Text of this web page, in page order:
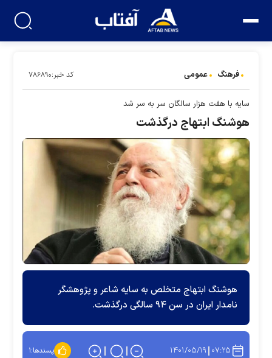
فرهنگ عمومی کد خبر:۷۸۶۸۹۰
سایه با هفت هزار سالگان سر به سر شد
هوشنگ ابتهاج درگذشت
هوشنگ ابتهاج متخلص به سایه شاعر و پژوهشگر
نامدار ایران در سن ۹۴ سالگی درگذشت.
۰۷:۲۵ ۱۴۰۱/۰۵/۱۹ پسندها:۱